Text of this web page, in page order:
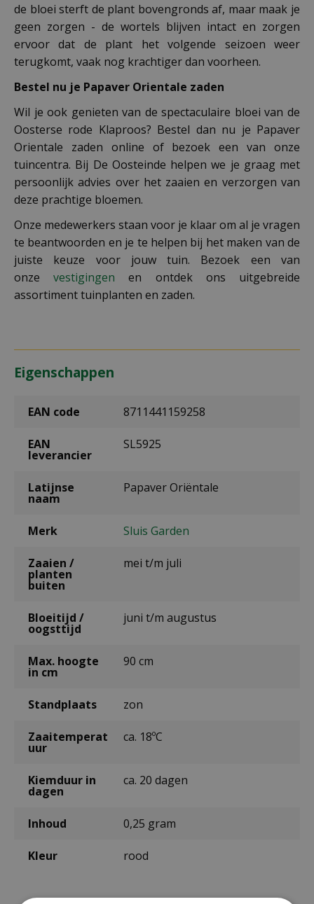
de bloei sterft de plant bovengronds af, maar maak je
geen zorgen - de wortels blijven intact en zorgen
ervoor dat de plant het volgende seizoen weer
terugkomt, vaak nog krachtiger dan voorheen.
Bestel nu je Papaver Orientale zaden
Wil je ook genieten van de spectaculaire bloei van de
Oosterse rode Klaproos? Bestel dan nu je Papaver
Orientale zaden online of bezoek een van onze
tuincentra. Bij De Oosteinde helpen we je graag met
persoonlijk advies over het zaaien en verzorgen van
deze prachtige bloemen.
Onze medewerkers staan voor je klaar om al je vragen
te beantwoorden en je te helpen bij het maken van de
juiste keuze voor jouw tuin. Bezoek een van
onzevestigingen en ontdek ons uitgebreide
assortiment tuinplanten en zaden.
Eigenschappen
EAN code 8711441159258
EAN
leverancier
SL5925
Latijnse
naam
Papaver Oriëntale
Merk Sluis Garden
Zaaien /
planten
buiten
mei t/m juli
Bloeitijd /
oogsttijd
juni t/m augustus
Max. hoogte
in cm
90 cm
Standplaats zon
Zaaitemperat
uur
ca. 18ºC
Kiemduur in
dagen
ca. 20 dagen
Inhoud 0,25 gram
Kleur rood